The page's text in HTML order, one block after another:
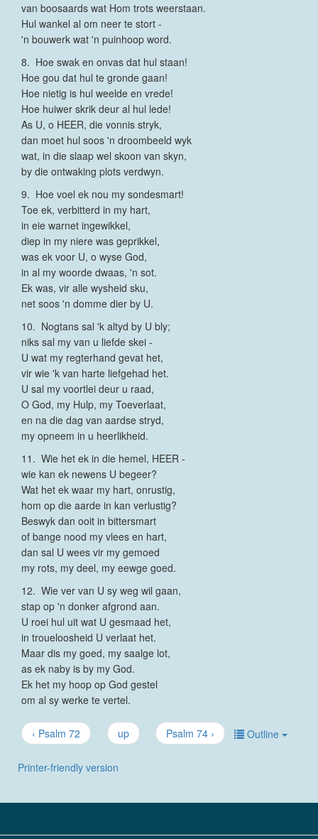
van boosaards wat Hom trots weerstaan.
Hul wankel al om neer te stort -
'n bouwerk wat 'n puinhoop word.
8. Hoe swak en onvas dat hul staan!
Hoe gou dat hul te gronde gaan!
Hoe nietig is hul weelde en vrede!
Hoe huiwer skrik deur al hul lede!
As U, o HEER, die vonnis stryk,
dan moet hul soos 'n droombeeld wyk
wat, in die slaap wel skoon van skyn,
by die ontwaking plots verdwyn.
9. Hoe voel ek nou my sondesmart!
Toe ek, verbitterd in my hart,
in eie warnet ingewikkel,
diep in my niere was geprikkel,
was ek voor U, o wyse God,
in al my woorde dwaas, 'n sot.
Ek was, vir alle wysheid sku,
net soos 'n domme dier by U.
10. Nogtans sal 'k altyd by U bly;
niks sal my van u liefde skei -
U wat my regterhand gevat het,
vir wie 'k van harte liefgehad het.
U sal my voortlei deur u raad,
O God, my Hulp, my Toeverlaat,
en na die dag van aardse stryd,
my opneem in u heerlikheid.
11. Wie het ek in die hemel, HEER -
wie kan ek newens U begeer?
Wat het ek waar my hart, onrustig,
hom op die aarde in kan verlustig?
Beswyk dan ooit in bittersmart
of bange nood my vlees en hart,
dan sal U wees vir my gemoed
my rots, my deel, my eewge goed.
12. Wie ver van U sy weg wil gaan,
stap op 'n donker afgrond aan.
U roei hul uit wat U gesmaad het,
in troueloosheid U verlaat het.
Maar dis my goed, my saalge lot,
as ek naby is by my God.
Ek het my hoop op God gestel
om al sy werke te vertel.
Outline
‹ Psalm 72 up Psalm 74 ›
Printer-friendly version